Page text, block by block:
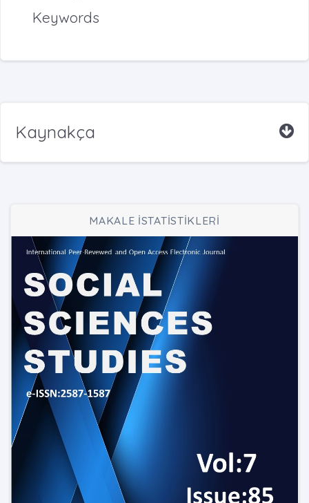
Keywords
Kaynakça
MAKALE İSTATİSTİKLERİ